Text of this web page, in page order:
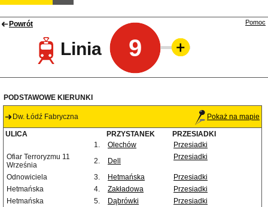
Powrót
Linia 9
Pomoc
PODSTAWOWE KIERUNKI
Dw. Łódź Fabryczna Pokaż na mapie
ULICA PRZYSTANEK
PRZESIADKI
1.
Olechów
Przesiadki
Ofiar Terroryzmu 11
Września
2. Dell Przesiadki
Odnowiciela 3. Hetmańska
Przesiadki
Hetmańska
4. Zakładowa
Przesiadki
Hetmańska
5. Dąbrówki
Przesiadki